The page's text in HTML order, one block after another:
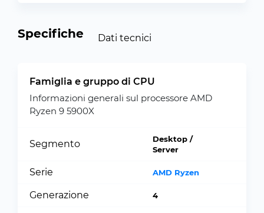
Specifiche Dati tecnici
Famiglia e gruppo di CPU
Informazioni generali sul processore AMD
Ryzen 9 5900X
Segmento
Desktop /
Server
Serie AMD Ryzen
Generazione 4